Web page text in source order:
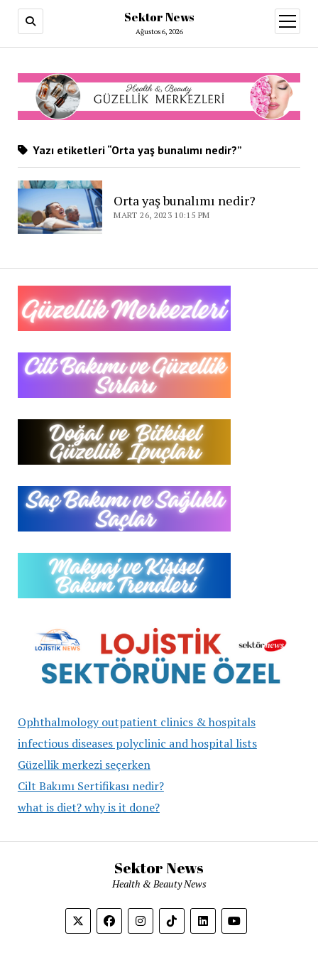
Sektor News
Ağustos 6, 2026
aç
Ophthalmology outpatient clinics & hospitals
infectious diseases polyclinic and hospital lists
Güzellik merkezi seçerken
Cilt Bakımı Sertifikası nedir?
what is diet? why is it done?
Yazı etiketleri “Orta yaş bunalımı nedir?”
Orta yaş bunalımı nedir?
MART 26, 2023 10:15 PM
Sektor News
Health & Beauty News